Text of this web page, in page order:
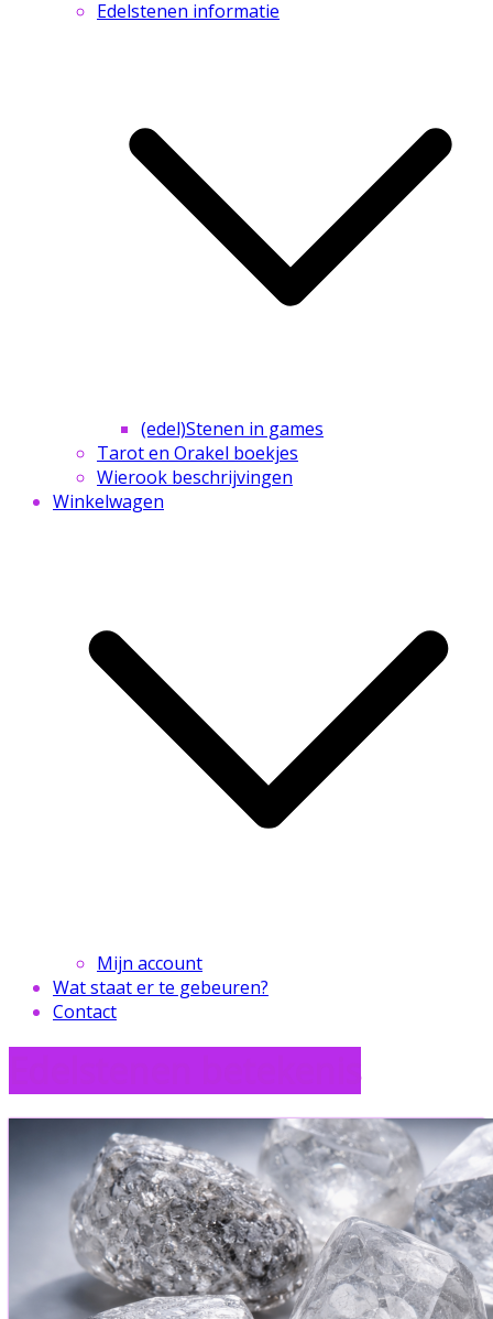
Edelstenen informatie
(edel)Stenen in games
Tarot en Orakel boekjes
Wierook beschrijvingen
Winkelwagen
Mijn account
Wat staat er te gebeuren?
Contact